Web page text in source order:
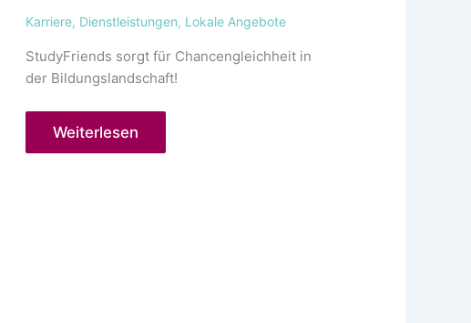
Karriere, Dienstleistungen, Lokale Angebote
StudyFriends sorgt für Chancengleichheit in
der Bildungslandschaft!
Weiterlesen